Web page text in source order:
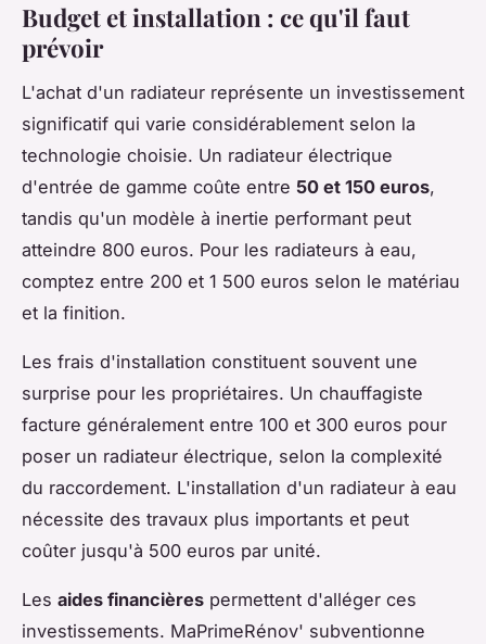
Budget et installation : ce qu'il faut
prévoir
L'achat d'un radiateur représente un investissement
significatif qui varie considérablement selon la
technologie choisie. Un radiateur électrique
d'entrée de gamme coûte entre 50 et 150 euros,
tandis qu'un modèle à inertie performant peut
atteindre 800 euros. Pour les radiateurs à eau,
comptez entre 200 et 1 500 euros selon le matériau
et la finition.
Les frais d'installation constituent souvent une
surprise pour les propriétaires. Un chauffagiste
facture généralement entre 100 et 300 euros pour
poser un radiateur électrique, selon la complexité
du raccordement. L'installation d'un radiateur à eau
nécessite des travaux plus importants et peut
coûter jusqu'à 500 euros par unité.
Les aides financières permettent d'alléger ces
investissements. MaPrimeRénov' subventionne